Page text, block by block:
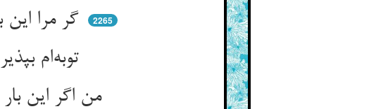
گر مرا این بار ستاری کنی ** توبه کردم من ز هر ناکردنی
2265
من اگر این بار تقصیری کنم ** پس دگر مشنو دعا و گفتنم